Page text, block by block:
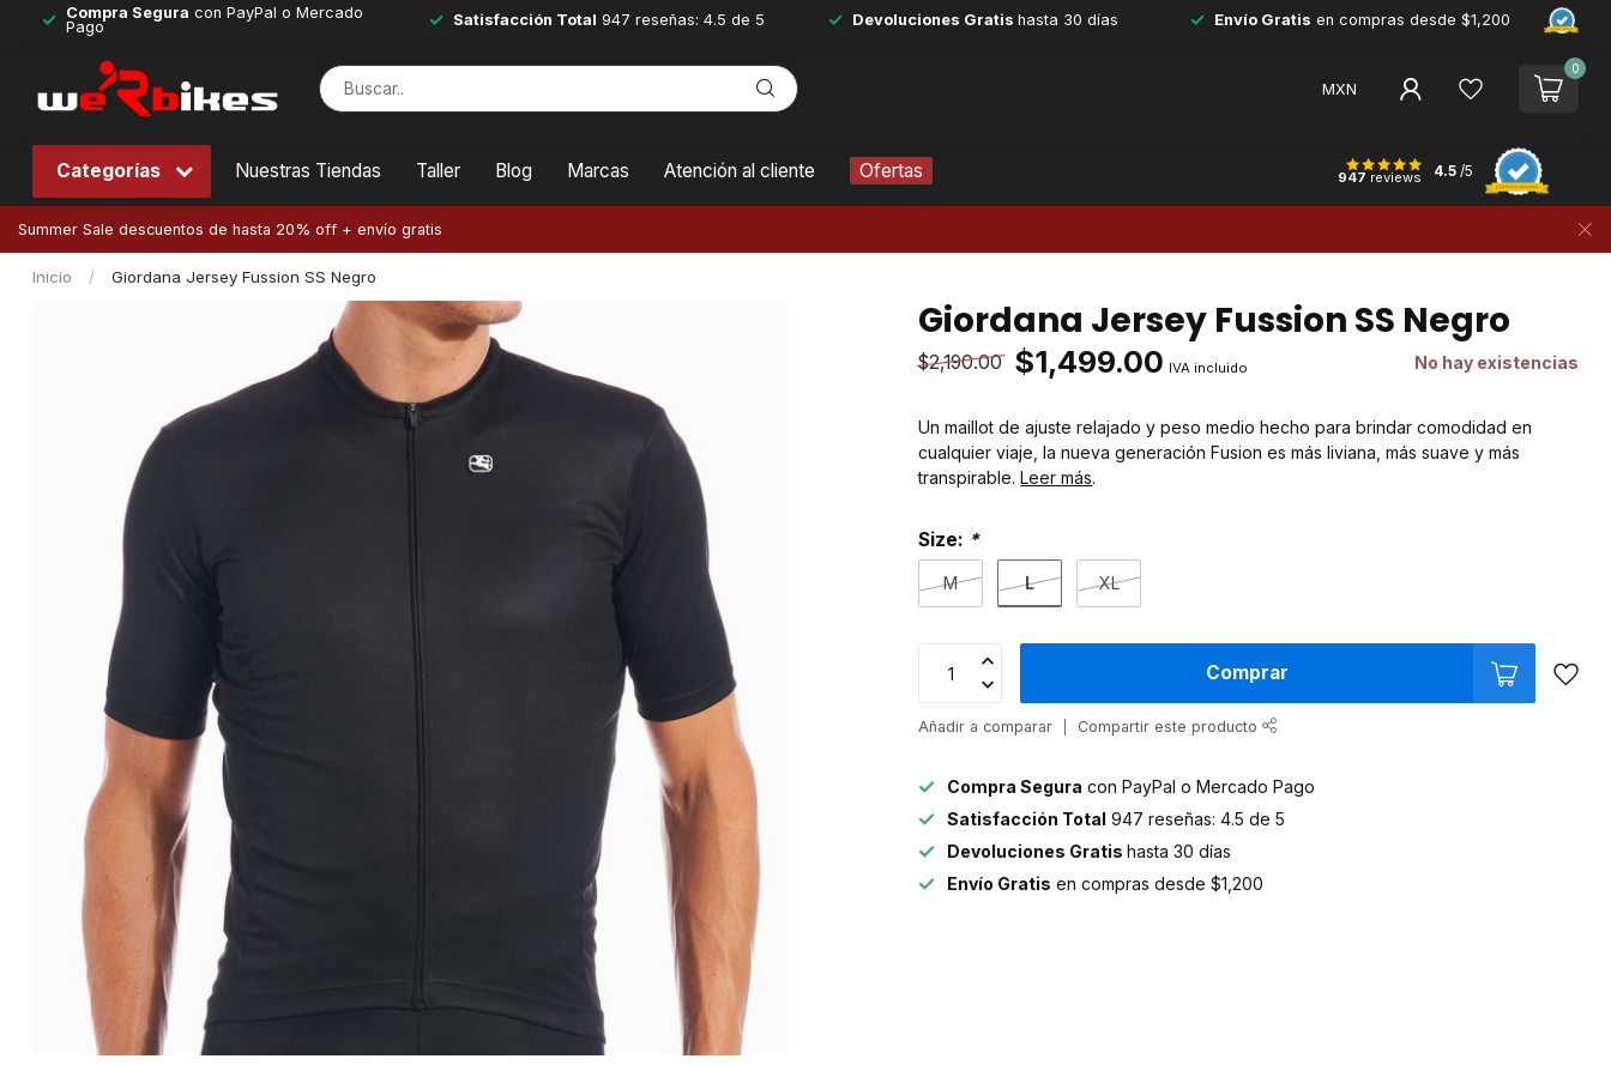
Compra Segura con PayPal o Mercado
Pago
Satisfacción Total 947 reseñas: 4.5 de 5 Devoluciones Gratis hasta 30 días Envío Gratis en compras desde $1,200
MXN
0
Categorías Nuestras Tiendas Taller Blog Marcas Atención al cliente Ofertas 947 reviews 4.5 /5
Summer Sale descuentos de hasta 20% off + envío gratis
Inicio / Giordana Jersey Fussion SS Negro
Giordana Jersey Fussion SS Negro
$2,190.00 $1,499.00 IVA incluido No hay existencias
Un maillot de ajuste relajado y peso medio hecho para brindar comodidad en
cualquier viaje, la nueva generación Fusion es más liviana, más suave y más
transpirable.Leer más.
Size: *
M L XL
Comprar
Añadir a comparar Compartir este producto
Compra Segura con PayPal o Mercado Pago
Satisfacción Total 947 reseñas: 4.5 de 5
Devoluciones Gratishasta 30 días
Envío Gratis en compras desde $1,200